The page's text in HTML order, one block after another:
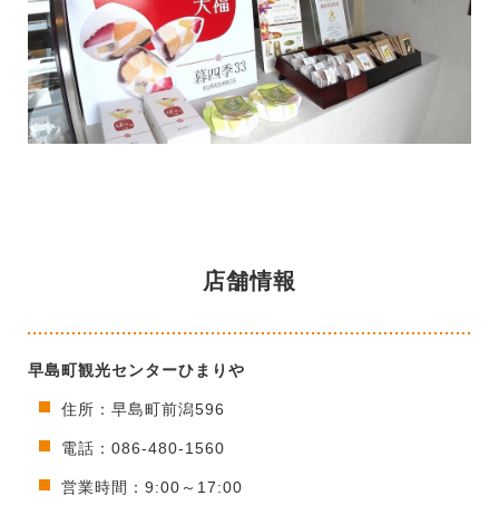
店舗情報
早島町観光センターひまりや
住所：早島町前潟596
電話：086-480-1560
営業時間：9:00～17:00